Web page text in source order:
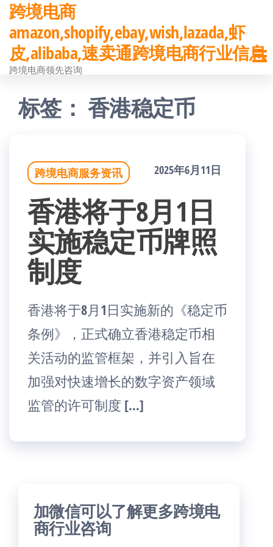
前
往
内
跨境电商
amazon,shopify,ebay,wish,lazada,虾
皮,alibaba,速卖通跨境电商行业信息
跨境电商领先咨询
标签：香港稳定币
跨境电商服务资讯 2025年6月11日
香港将于8月1日
实施稳定币牌照
制度
香港将于8月1日实施新的《稳定币
条例》，正式确立香港稳定币相
关活动的监管框架，并引入旨在
加强对快速增长的数字资产领域
监管的许可制度 […]
加微信可以了解更多跨境电
商行业咨询